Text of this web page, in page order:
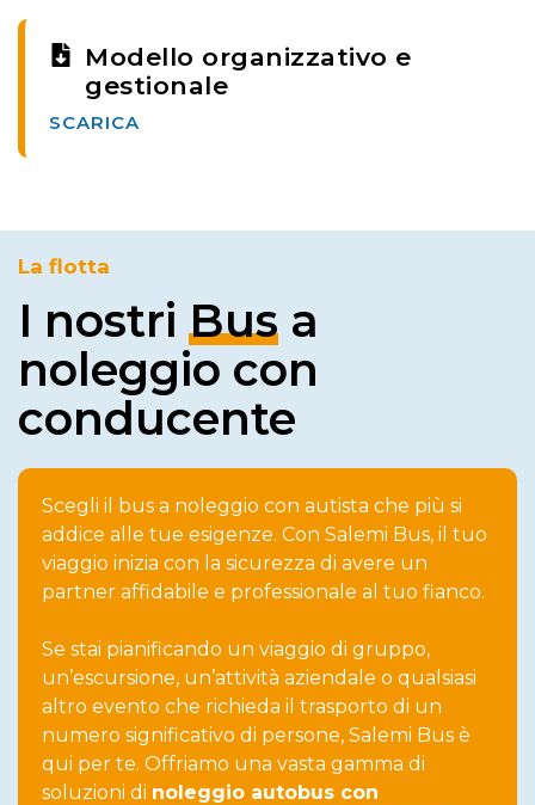
Modello organizzativo e
gestionale
SCARICA
La flotta
I nostri Bus a
noleggio con
conducente
Scegli il bus a noleggio con autista che più si
addice alle tue esigenze. Con Salemi Bus, il tuo
viaggio inizia con la sicurezza di avere un
partner affidabile e professionale al tuo fianco.
Se stai pianificando un viaggio di gruppo,
un’escursione, un’attività aziendale o qualsiasi
altro evento che richieda il trasporto di un
numero significativo di persone, Salemi Bus è
qui per te. Offriamo una vasta gamma di
soluzioni di noleggio autobus con